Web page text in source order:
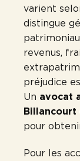
varient
distingue
revenus,
préjudice
Un avocat
Billancourt
pour
Pour les